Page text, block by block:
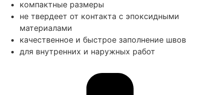
компактные размеры
не твердеет от контакта с эпоксидными
материалами
качественное и быстрое заполнение швов
для внутренних и наружных работ